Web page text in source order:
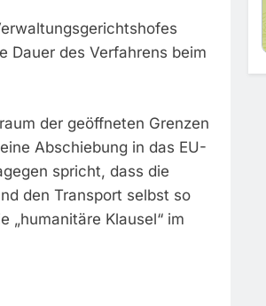
Dauer des Verfahrens beim
der geöffneten Grenzen
Abschiebung in das EU-
spricht, dass die
den Transport selbst so
„humanitäre Klausel“ im